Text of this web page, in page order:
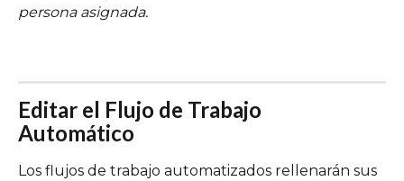
persona asignada.
Editar el Flujo de Trabajo
Automático
Los flujos de trabajo automatizados rellenarán sus